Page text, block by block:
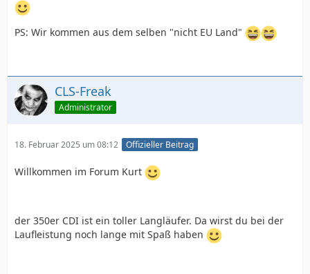
PS: Wir kommen aus dem selben "nicht EU Land"
CLS-Freak
Administrator
18. Februar 2025 um 08:12 Offizieller Beitrag
Willkommen im Forum Kurt
der 350er CDI ist ein toller Langläufer. Da wirst du bei der
Laufleistung noch lange mit Spaß haben